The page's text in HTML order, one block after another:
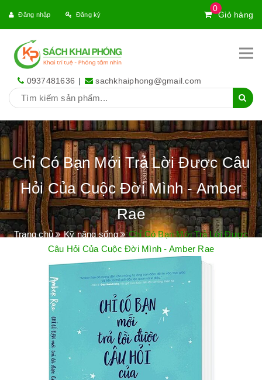
0
Giỏ hàng
Đăng nhập Đăng ký
0937481636 | sachkhaiphong@gmail.com
Chỉ Có Bạn Mới Trả Lời Được Câu
Hỏi Của Cuộc Đời Mình - Amber
Rae
Trang chủ Kỹ năng sống
Chỉ Có Bạn Mới Trả Lời Được
Câu Hỏi Của Cuộc Đời Mình - Amber Rae